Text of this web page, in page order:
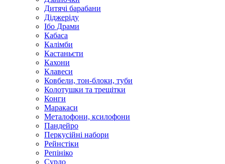
Дитячі барабани
Діджеріду
Ібо Драми
Кабаса
Калімби
Кастаньєти
Кахони
Клавеси
Ковбели, тон-блоки, туби
Колотушки та трещітки
Конги
Маракаси
Металофони, ксилофони
Пандейро
Перкусійні набори
Рейнстіки
Репініко
Сурдо